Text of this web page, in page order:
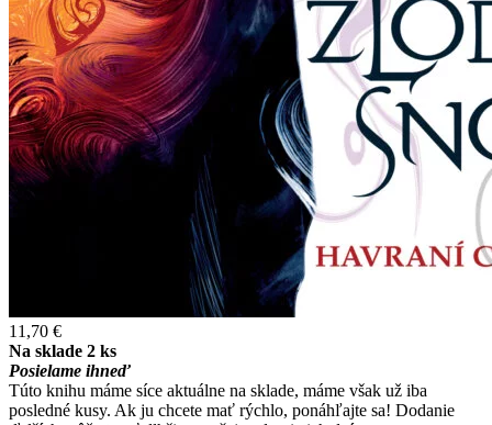
11,70 €
Na sklade 2 ks
Posielame ihneď
Túto knihu máme síce aktuálne na sklade, máme však už iba
posledné kusy. Ak ju chcete mať rýchlo, ponáhľajte sa! Dodanie